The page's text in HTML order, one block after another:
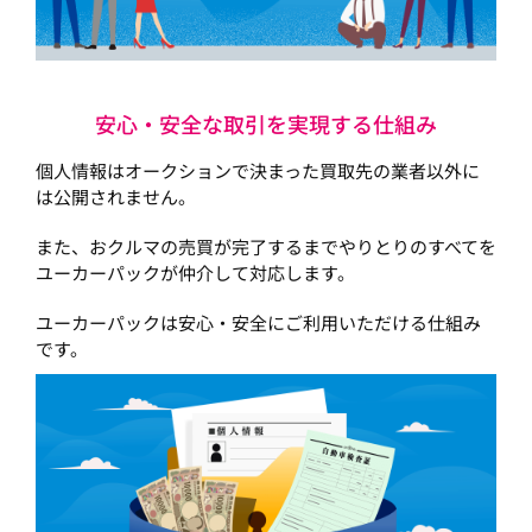
安心・安全な取引を実現する仕組み
個人情報はオークションで決まった買取先の業者以外に
は公開されません。
また、おクルマの売買が完了するまでやりとりのすべてを
ユーカーパックが仲介して対応します。
ユーカーパックは安心・安全にご利用いただける仕組み
です。